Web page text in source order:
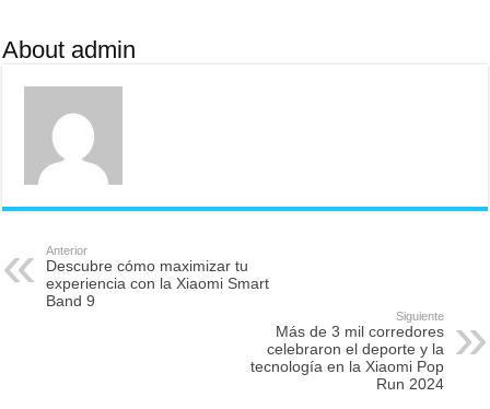
About admin
Anterior
Descubre cómo maximizar tu
experiencia con la Xiaomi Smart
Band 9
Siguiente
Más de 3 mil corredores
celebraron el deporte y la
tecnología en la Xiaomi Pop
Run 2024